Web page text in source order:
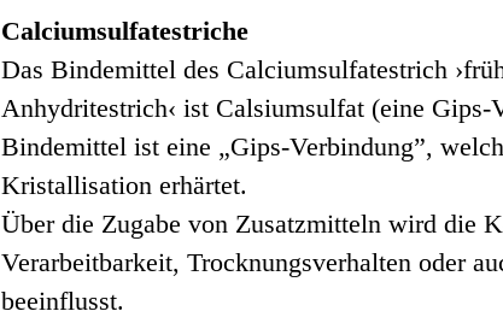
Calciumsulfatestriche
Das Bindemittel des Calciumsulfatestrich
Anhydritestrich‹ ist Calsiumsulfat (eine Gips-
Bindemittel ist eine „Gips-Verbindung”,
Kristallisation erhärtet.
Über die Zugabe von Zusatzmitteln wird die
Verarbeitbarkeit, Trocknungsverhalten oder
beeinflusst.